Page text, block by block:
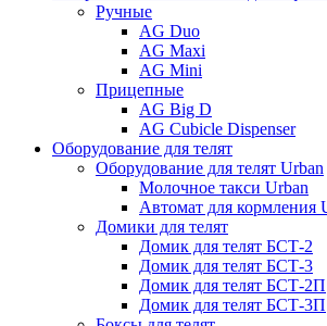
Ручные
AG Duo
AG Maxi
AG Mini
Прицепные
AG Big D
AG Сubicle Dispenser
Оборудование для телят
Оборудование для телят Urban
Молочное такси Urban
Автомат для кормления
Домики для телят
Домик для телят БСТ-2
Домик для телят БСТ-3
Домик для телят БСТ-2П
Домик для телят БСТ-3П